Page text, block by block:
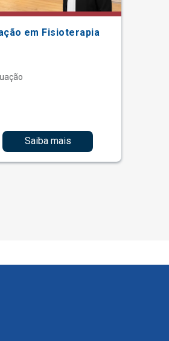
em Fisioterapia
Saiba mais